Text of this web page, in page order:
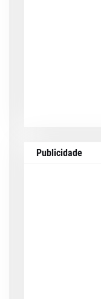
Publicidade